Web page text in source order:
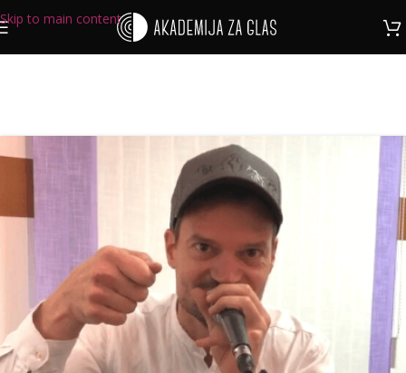
Skip to main content